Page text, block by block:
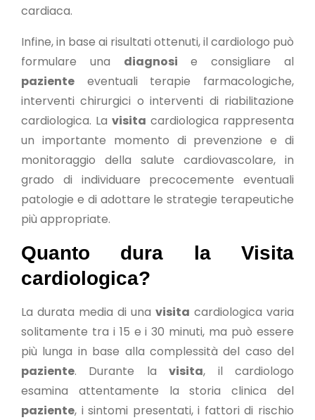
cardiaca.
Infine, in base ai risultati ottenuti, il cardiologo può
formulare una diagnosi e consigliare al
paziente eventuali terapie farmacologiche,
interventi chirurgici o interventi di riabilitazione
cardiologica. La visita cardiologica rappresenta
un importante momento di prevenzione e di
monitoraggio della salute cardiovascolare, in
grado di individuare precocemente eventuali
patologie e di adottare le strategie terapeutiche
più appropriate.
Quanto dura la Visita
cardiologica?
La durata media di una visita cardiologica varia
solitamente tra i 15 e i 30 minuti, ma può essere
più lunga in base alla complessità del caso del
paziente. Durante lavisita, il cardiologo
esamina attentamente la storia clinica del
paziente, i sintomi presentati, i fattori di rischio